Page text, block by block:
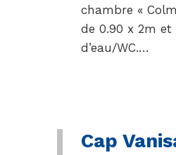
chambre «
de 0.90 x 2m et
d’eau/WC.…
Cap